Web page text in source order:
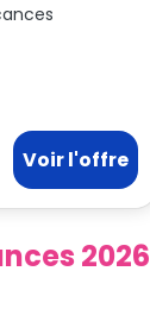
Voir l'offre
2026